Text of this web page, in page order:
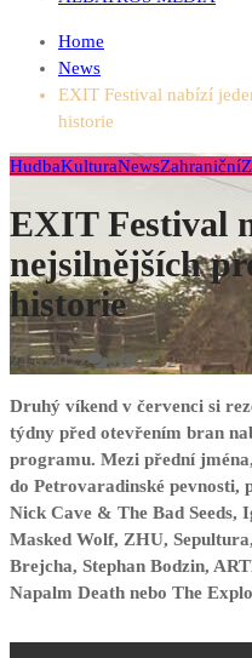
Home
News
EXIT Festival nabízí
historie
HudbaKulturaNewsZahraniční
EXIT Festival
nejsilnějších
historie
24.6.2022 0 1432
Druhý víkend v červenci si
týdny před otevřením bran
programu. Mezi přední
do Petrovaradinské
Nick Cave & The Bad Seeds,
Masked Wolf, ZHU,
Brejcha, Stephan Bodzin,
Napalm Death nebo The